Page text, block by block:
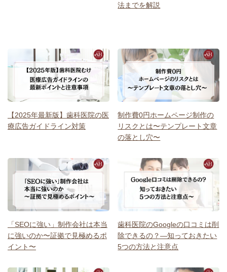
法までを解説
【2025年最新版】歯科医院の医
療広告ガイドライン対策
制作費0円ホームページ制作の
リスクとは〜テンプレート文章
の落とし穴〜
「SEOに強い」制作会社は本当
に強いのか〜証拠で見極めるポ
イント〜
歯科医院のGoogleの口コミは削
除できるの？―知っておきたい
5つの方法と注意点